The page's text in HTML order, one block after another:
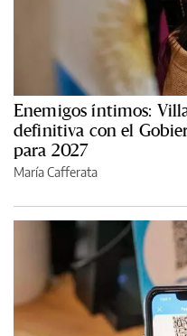
Enemigos íntimos:
definitiva con el
para 2027
María Cafferata